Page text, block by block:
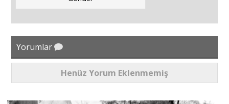
Yorumlar
Henüz Yorum Eklenmemiş